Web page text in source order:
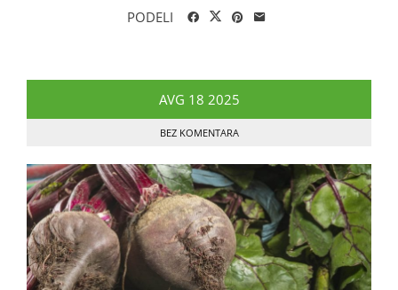
PODELI
AVG 18 2025
BEZ KOMENTARA